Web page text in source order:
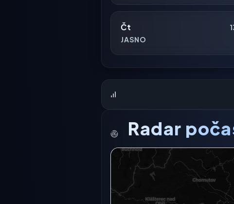
Čt
JASNO
Radar
Radarový snímek momentálně není